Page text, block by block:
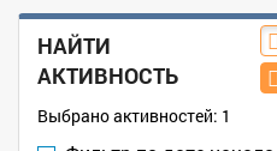
НАЙТИ
АКТИВНОСТЬ
Выбрано активностей: 1